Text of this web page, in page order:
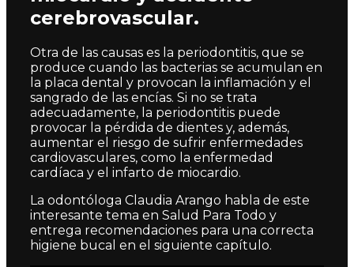
cerebrovascular.
Otra de las causas es la periodontitis, que se
produce cuando las bacterias se acumulan en
la placa dental y provocan la inflamación y el
sangrado de las encías. Si no se trata
adecuadamente, la periodontitis puede
provocar la pérdida de dientes y, además,
aumentar el riesgo de sufrir enfermedades
cardiovasculares, como la enfermedad
cardíaca y el infarto de miocardio.
La odontóloga Claudia Arango habla de este
interesante tema en Salud Para Todo y
entrega recomendaciones para una correcta
higiene bucal en el siguiente capítulo.